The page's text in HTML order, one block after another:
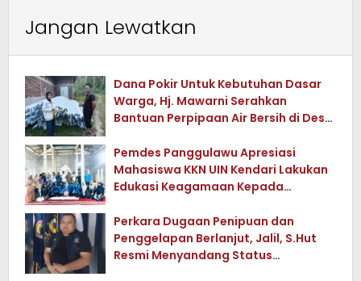
Jangan Lewatkan
Dana Pokir Untuk Kebutuhan Dasar
Warga, Hj. Mawarni Serahkan
Bantuan Perpipaan Air Bersih di Desa
Pemdes Panggulawu Apresiasi
Mahasiswa KKN UIN Kendari Lakukan
Edukasi Keagamaan Kepada
Perkara Dugaan Penipuan dan
Penggelapan Berlanjut, Jalil, S.Hut
Resmi Menyandang Status